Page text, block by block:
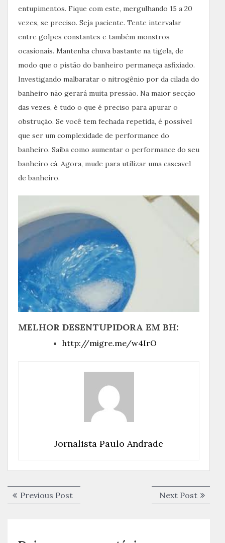
entupimentos. Fique com este, mergulhando 15 a 20
vezes, se preciso. Seja paciente. Tente intervalar
entre golpes constantes e também monstros
ocasionais. Mantenha chuva bastante na tigela, de
modo que o pistão do banheiro permaneça asfixiado.
Investigando malbaratar o nitrogênio por da cilada do
banheiro não gerará muita pressão. Na maior secção
das vezes, é tudo o que é preciso para apurar o
obstrução. Se você tem fechada repetida, é possível
que ser um complexidade de performance do
banheiro. Saiba como aumentar o performance do seu
banheiro cá. Agora, mude para utilizar uma cascavel
de banheiro.
MELHOR DESENTUPIDORA EM BH:
http://migre.me/w4IrO
Jornalista Paulo Andrade
Navegação
de
Previous PostPrevious
post:
Next PostNext
post: